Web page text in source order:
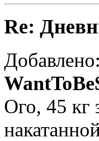
Re:
Добавлено:
Ого, 45 кг